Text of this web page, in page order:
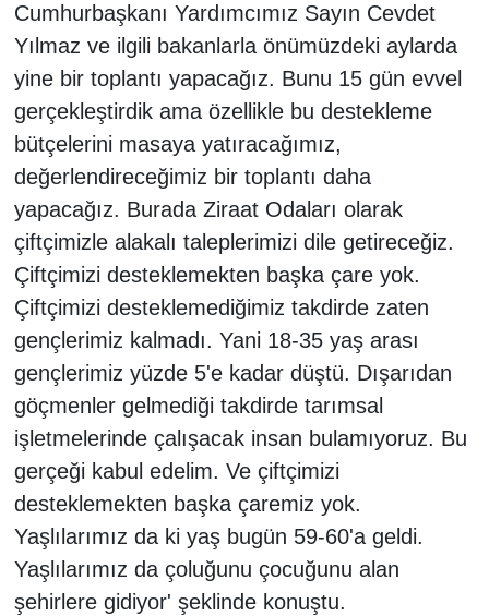
Cumhurbaşkanı Yardımcımız Sayın Cevdet
Yılmaz ve ilgili bakanlarla önümüzdeki aylarda
yine bir toplantı yapacağız. Bunu 15 gün evvel
gerçekleştirdik ama özellikle bu destekleme
bütçelerini masaya yatıracağımız,
değerlendireceğimiz bir toplantı daha
yapacağız. Burada Ziraat Odaları olarak
çiftçimizle alakalı taleplerimizi dile getireceğiz.
Çiftçimizi desteklemekten başka çare yok.
Çiftçimizi desteklemediğimiz takdirde zaten
gençlerimiz kalmadı. Yani 18-35 yaş arası
gençlerimiz yüzde 5'e kadar düştü. Dışarıdan
göçmenler gelmediği takdirde tarımsal
işletmelerinde çalışacak insan bulamıyoruz. Bu
gerçeği kabul edelim. Ve çiftçimizi
desteklemekten başka çaremiz yok.
Yaşlılarımız da ki yaş bugün 59-60'a geldi.
Yaşlılarımız da çoluğunu çocuğunu alan
şehirlere gidiyor' şeklinde konuştu.